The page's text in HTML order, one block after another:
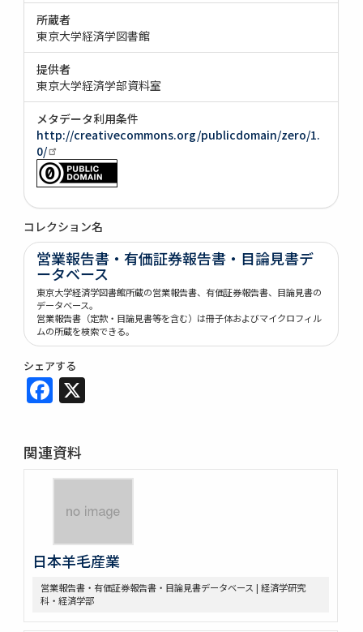
所蔵者
東京大学経済学図書館
提供者
東京大学経済学部資料室
メタデータ利用条件
http://creativecommons.org/publicdomain/zero/1.
0/
コレクション名
営業報告書・有価証券報告書・目論見書デ
ータベース
東京大学経済学図書館所蔵の営業報告書、有価証券報告書、目論見書の
データベース。
営業報告書（定款・目論見書等を含む）は冊子体およびマイクロフィル
ムの所蔵を検索できる。
シェアする
Facebook
関連資料
日本羊毛産業
営業報告書・有価証券報告書・目論見書データベース | 経済学研究
科・経済学部